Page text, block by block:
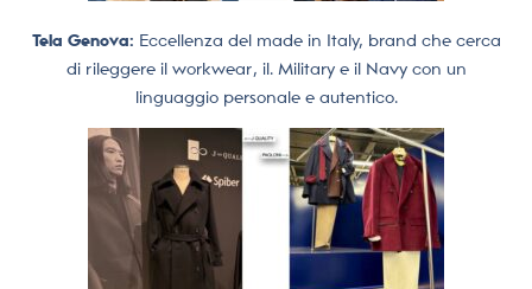
Tela Genova: Eccellenza del made in Italy, brand che cerca
di rileggere il workwear, il. Military e il Navy con un
linguaggio personale e autentico.